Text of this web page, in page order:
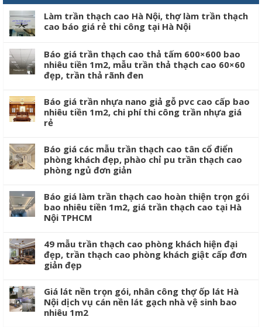
Làm trần thạch cao Hà Nội, thợ làm trần thạch
cao báo giá rẻ thi công tại Hà Nội
Báo giá trần thạch cao thả tấm 600×600 bao
nhiêu tiền 1m2, mẫu trần thả thạch cao 60×60
đẹp, trần thả rãnh đen
Báo giá trần nhựa nano giả gỗ pvc cao cấp bao
nhiêu tiền 1m2, chi phí thi công trần nhựa giá
rẻ
Báo giá các mẫu trần thạch cao tân cổ điển
phòng khách đẹp, phào chỉ pu trần thạch cao
phòng ngủ đơn giản
Báo giá làm trần thạch cao hoàn thiện trọn gói
bao nhiêu tiền 1m2, giá trần thạch cao tại Hà
Nội TPHCM
49 mẫu trần thạch cao phòng khách hiện đại
đẹp, trần thạch cao phòng khách giật cấp đơn
giản đẹp
Giá lát nền trọn gói, nhân công thợ ốp lát Hà
Nội dịch vụ cán nền lát gạch nhà vệ sinh bao
nhiêu 1m2